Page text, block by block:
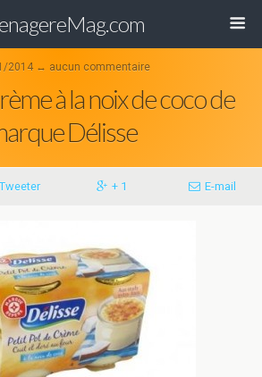
2014 ↔ aucun commentaire
à la noix de coco de
Délisse
Tweeter + 1 E-mail